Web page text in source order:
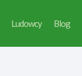
Ludowcy Blog